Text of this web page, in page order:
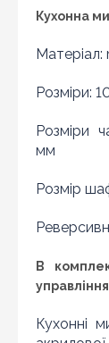
10
Кухонна
Матеріал:
Розміри:
Розміри
мм
Розмір
В
Кухонні